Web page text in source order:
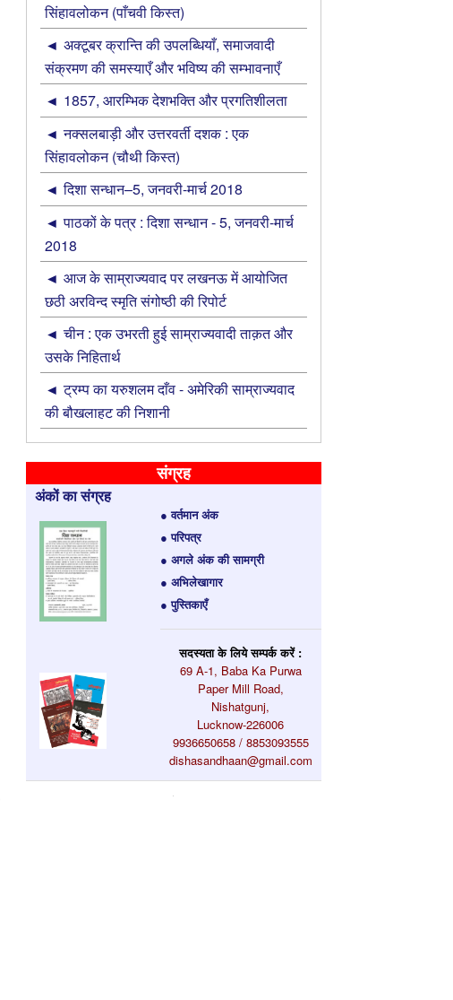
सिंहावलोकन (पाँचवी किस्त)
अक्‍टूबर क्रान्ति की उपलब्धियाँ, समाजवादी
संक्रमण की समस्‍याएँ और भविष्‍य की सम्‍भावनाएँ
1857, आरम्भिक देशभक्ति और प्रगतिशीलता
नक्सलबाड़ी और उत्तरवर्ती दशक : एक
सिंहावलोकन (चौथी किस्त)
दिशा सन्धान–5, जनवरी-मार्च 2018
पाठकों के पत्र : दिशा सन्धान - 5, जनवरी-मार्च
2018
आज के साम्राज्यवाद पर लखनऊ में आयोजित
छठी अरविन्द स्मृति संगोष्ठी की रिपोर्ट
चीन : एक उभरती हुई साम्राज्यवादी ताक़त और
उसके निहितार्थ
ट्रम्प का यरुशलम दाँव - अमेरिकी साम्राज्यवाद
की बौखलाहट की निशानी
संग्रह
अंकों का संग्रह
● वर्तमान अंक
● परिपत्र
● अगले अंक की सामग्री
● अभिलेखागार
● पुस्तिकाएँ
सदस्यता के लिये सम्पर्क करें :
69 A-1, Baba Ka Purwa
Paper Mill Road,
Nishatgunj,
Lucknow-226006
9936650658 / 8853093555
dishasandhaan@gmail.com